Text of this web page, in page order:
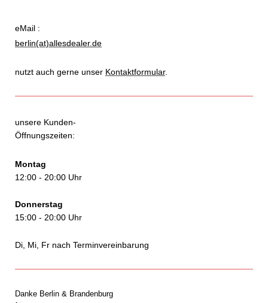
eMail :
berlin(at)allesdealer.de
nutzt auch gerne unser Kontaktformular.
unsere Kunden-
Öffnungszeiten:
Montag
12:00 - 20:00 Uhr
Donnerstag
15:00 - 20:00 Uhr
Di, Mi, Fr nach Terminvereinbarung
Danke Berlin & Brandenburg